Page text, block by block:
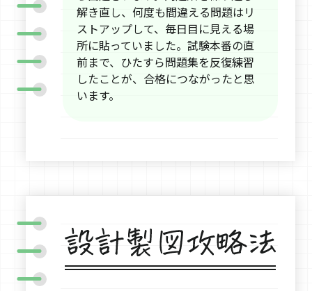
解き直し、何度も間違える問題はリ
ストアップして、毎日目に見える場
所に貼っていました。試験本番の直
前まで、ひたすら問題集を反復練習
したことが、合格につながったと思
います。